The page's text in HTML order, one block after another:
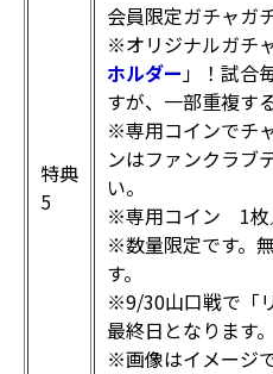
特典
5
会員限定ガチャガ
※オリジナルガチ
ホルダー」！試合
すが、一部重複す
※専用コインでチ
ンはファンクラブ
い。
※専用コイン 1枚
※数量限定です。
す。
※9/30山口戦で「
最終日となります。
※画像はイメージで